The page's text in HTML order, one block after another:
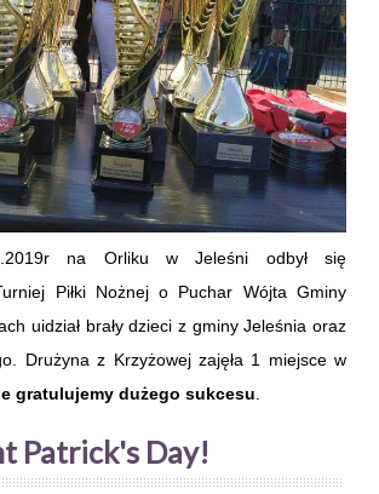
na Orliku w Jeleśni odbył się
Piłki Nożnej o Puchar Wójta Gminy
uidział brały dzieci z gminy Jeleśnia oraz
Drużyna z Krzyżowej zajęła 1 miejsce w
gratulujemy dużego sukcesu
Patrick's Day!